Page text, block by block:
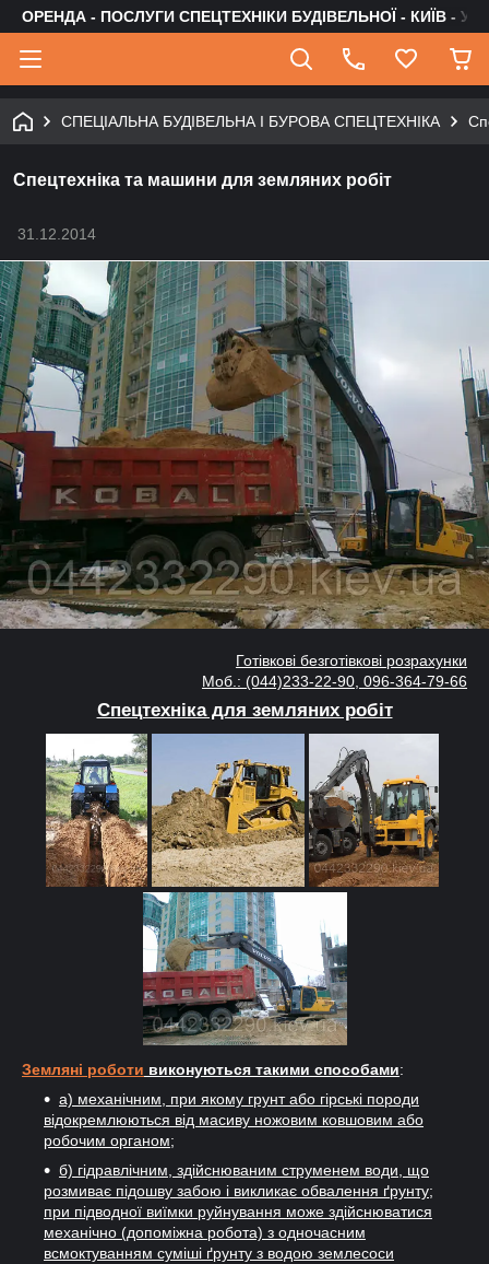
ОРЕНДА - ПОСЛУГИ СПЕЦТЕХНІКИ БУДІВЕЛЬНОЇ - КИЇВ -
СПЕЦІАЛЬНА БУДІВЕЛЬНА І БУРОВА СПЕЦТЕХНІКА
Спецтехніка та машини для земляних робіт
31.12.2014
Готівкові безготівкові розрахунки
Моб.: (044)233-22-90, 096-364-79-66
Спецтехніка для земляних робіт
Земляні роботи виконуються такими способами:
а) механічним, при якому грунт або гірські породи
відокремлюються від масиву ножовим ковшовим або
робочим органом;
б) гідравлічним, здійснюваним струменем води, що
розмиває підошву забою і викликає обвалення ґрунту;
при підводної виїмки руйнування може здійснюватися
механічно (допоміжна робота) з одночасним
всмоктуванням суміші ґрунту з водою землесоси